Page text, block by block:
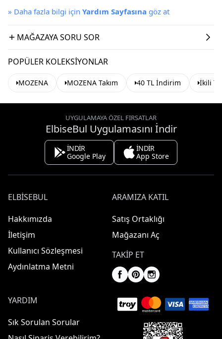
» Daha fazla bilgi için Yardım Sayfasına göz at
MAĞAZAYA SORU SOR
POPÜLER KOLEKSIYONLAR
MOZENA MOZENA Takım 40 TL İndirim İkili
UYGULAMAYA ÖZEL FIRSATLAR
ElbiseBul Uygulamasını İndir
İNDİR
Google Play
İNDİR
App Store
ELBISEBUL
Hakkımızda
İletişim
Kullanıcı Sözleşmesi
Aydınlatma Metni
ARAMIZA KATIL
Satış Ortaklığı
Mağazanı Aç
TAKIP ET
YARDIM
Sık Sorulan Sorular